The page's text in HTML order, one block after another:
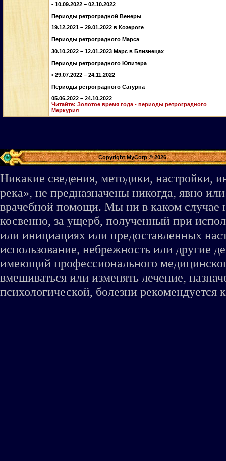
• 10.09.2022 – 02.10.2022
Периоды ретроградной Венеры
19.12.2021 – 29.01.2022 в Козероге
Периоды ретроградного Марса
30.10.2022 – 12.01.2023 Марс в Близнецах
Периоды ретроградного Юпитера
• 29.07.2022 – 24.11.2022
Периоды ретроградного Сатурна
05.06.2022 – 24.10.2022
Читайте: Золотое время года - периоды ретроградного
Меркурия
Copyright MyCorp © 2026
Никакие сведения, методики, настройки,
река», не предназначены никогда, явно
врачебной помощи. Мы ни в каком случае
косвенно, за ущерб, полученный при
или инициациях или предоставленных
использование, небрежность или другие
имеющий профессионального
вмешиваться или изменять лечение,
психологической, болезни рекомендуется